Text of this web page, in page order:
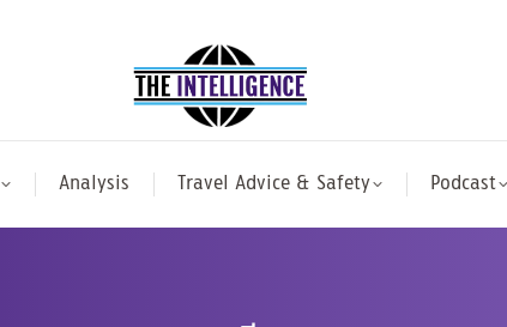
Analysis Travel Advice & Safety Podcast